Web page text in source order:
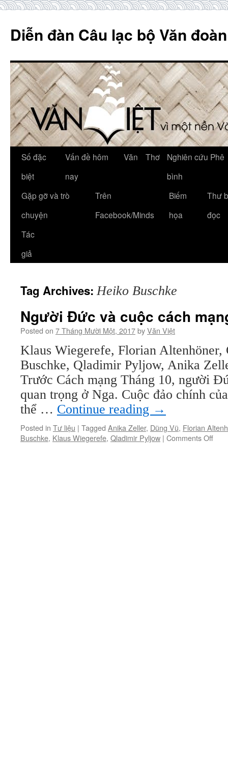
content
Diễn đàn Câu lạc bộ Văn
Số đặc
biệt
Vấn đề hôm
nay
Văn Thơ
Nghiên cứu Phê
bình
Gặp gỡ và trò
chuyện
Trên
Facebook/Minds
Biếm
họa
Thư
đọc
Tác
giả
Tag Archives:Heiko Buschke
Người Ðức và cuộc cách
Posted on 7 Tháng Mười Một, 2017byVăn Việt
Klaus Wiegerefe, Florian Altenhöner,
Buschke, Qladimir Pyljow, Anika
Trước Cách mạng Tháng 10, người
quan trọng ở Nga. Cuộc đảo chính
thể … Continue reading →
Posted in Tư liệu | Tagged Anika Zeller, Dũng Vũ, Florian
Buschke, Klaus Wiegerefe, Qladimir Pyljow | Comments Offon